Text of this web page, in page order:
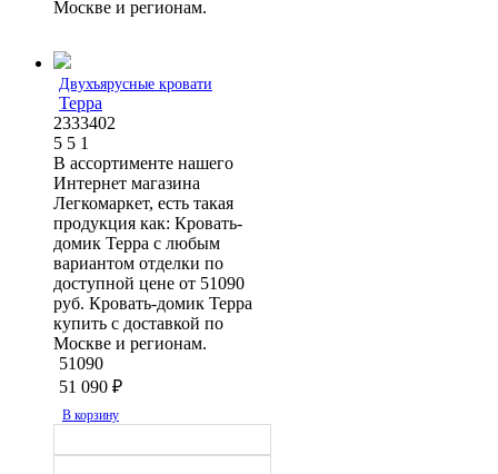
Москве и регионам.
Двухъярусные кровати
Терра
2333402
5 5 1
В ассортименте нашего
Интернет магазина
Легкомаркет, есть такая
продукция как: Кровать-
домик Терра с любым
вариантом отделки по
доступной цене от 51090
руб. Кровать-домик Терра
купить с доставкой по
Москве и регионам.
51090
51 090 ₽
В корзину